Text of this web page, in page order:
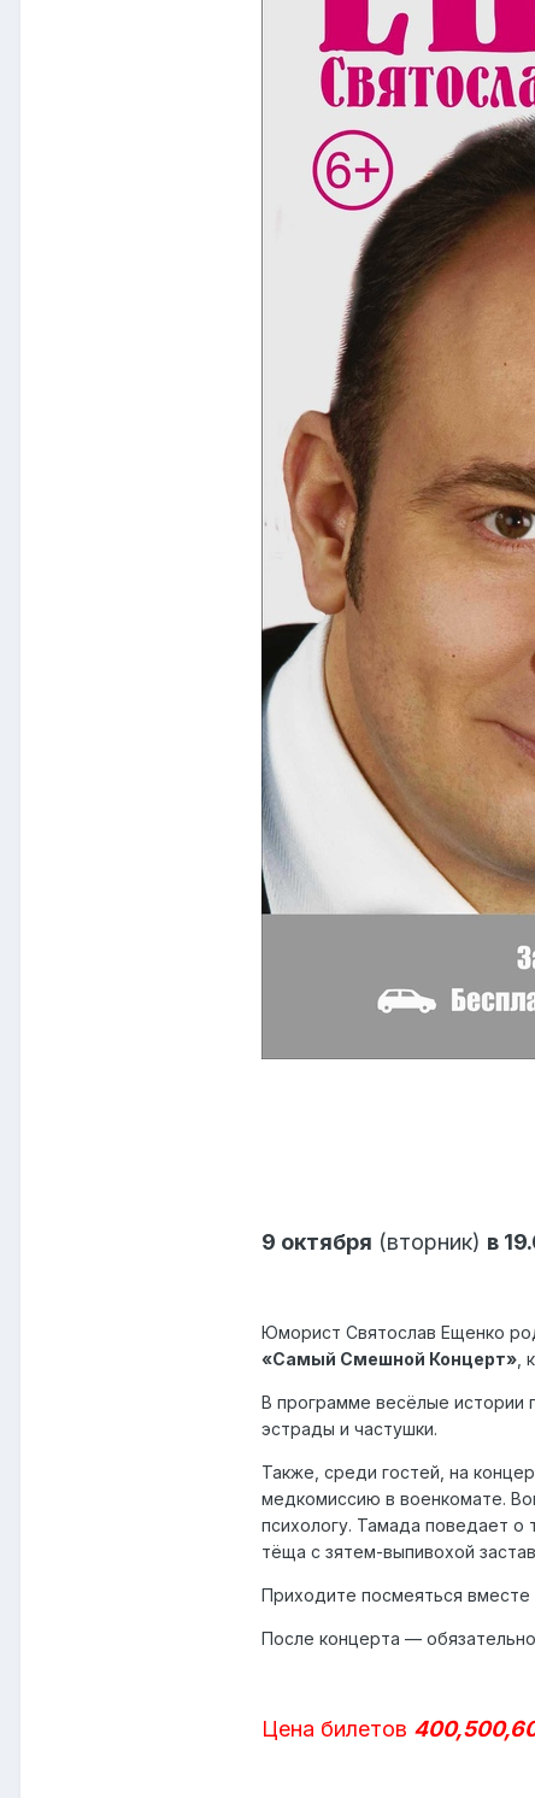
9 октября (вторник) в
Юморист Святослав Ещенко
«Самый Смешной Концерт» ,
В программе весёлые истории
эстрады и частушки.
Также, среди гостей, на
медкомиссию в военкомате.
психологу. Тамада поведает
тёща с зятем-выпивохой
Приходите посмеяться
После концерта —
Цена билетов